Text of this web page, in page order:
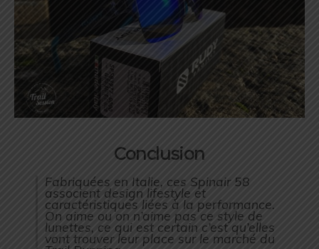
Conclusion
Fabriquées en Italie, ces Spinair 58
associent design lifestyle et
caractéristiques liées à la performance.
On aime ou on n’aime pas ce style de
lunettes, ce qui est certain c’est qu’elles
vont trouver leur place sur le marché du